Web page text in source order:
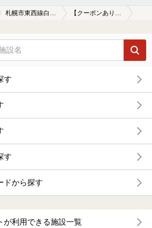
す
す
ドから探す
が利用できる施設一覧